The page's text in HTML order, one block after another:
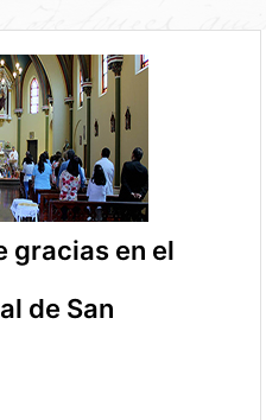
gracias en el
de San